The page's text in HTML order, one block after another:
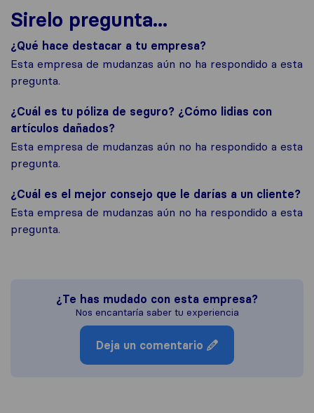
Sirelo pregunta...
¿Qué hace destacar a tu empresa?
Esta empresa de mudanzas aún no ha respondido a esta
pregunta.
¿Cuál es tu póliza de seguro? ¿Cómo lidias con
artículos dañados?
Esta empresa de mudanzas aún no ha respondido a esta
pregunta.
¿Cuál es el mejor consejo que le darías a un cliente?
Esta empresa de mudanzas aún no ha respondido a esta
pregunta.
¿Te has mudado con esta empresa?
Nos encantaría saber tu experiencia
Deja un comentario